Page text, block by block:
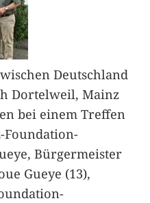
Deutschland
Dortelweil, Mainz
bei einem Treffen
Foundation-
Bürgermeister
Gueye (13),